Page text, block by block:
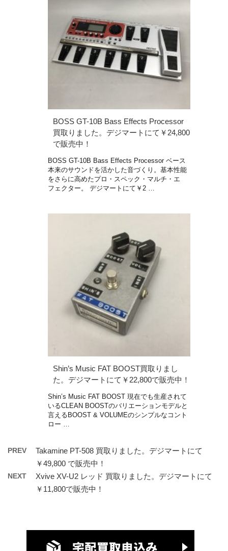
BOSS GT-10B Bass Effects Processor
買取りました。デジマートにて￥24,800
で販売中！
BOSS GT-10B Bass Effects Processor ベース
本来のサウンドを活かした音づくり。基本性能
をさらに高めたプロ・スペック・マルチ・エ
フェクター。 デジマートにて￥2 …
Shin’s Music FAT BOOST買取りまし
た。デジマートにて￥22,800で販売中！
Shin’s Music FAT BOOST 現在でも生産されて
いるCLEAN BOOSTのバリエーションモデルと
言えるBOOST & VOLUMEのシンプルなコント
ロー …
PREV
Takamine PT-508 買取りました。デジマートにて
￥49,800 で販売中！
NEXT
Xvive XV-U2 レッド 買取りました。デジマートにて
￥11,800で販売中！